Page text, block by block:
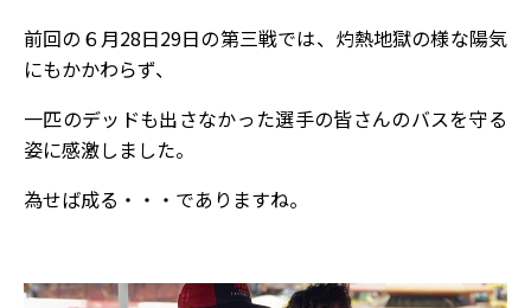
前回の６月28日29日の第三戦では、灼熱地獄の様な陽気
にもかかわらず、
一匹のデッドも出さなかった選手の皆さんのバスを守る
姿に感激しました。
為せば成る・・・でありますね。